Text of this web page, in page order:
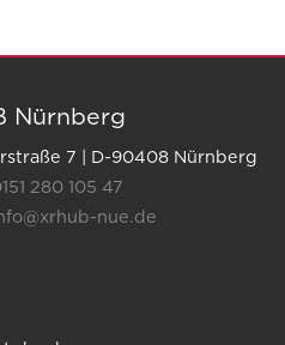
Nürnberg
7 | D-90408 Nürnberg
280 105 47
nue.de